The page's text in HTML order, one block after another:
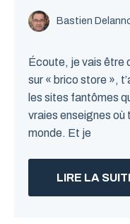
Bastien
Écoute, je vais être
sur « brico store »,
les sites fantômes
vraies enseignes où
monde. Et je
LIRE LA